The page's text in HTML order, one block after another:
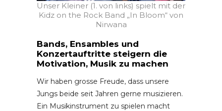
Unser Kleiner (1. von links) spielt mit der
Kidz on the Rock Band „In Bloom“ von
Nirwana
Bands, Ensambles und
Konzertauftritte steigern die
Motivation, Musik zu machen
Wir haben grosse Freude, dass unsere
Jungs beide seit Jahren gerne musizieren.
Ein Musikinstrument zu spielen macht